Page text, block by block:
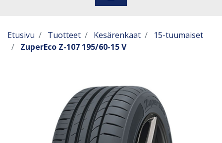
Etusivu Tuotteet Kesärenkaat
15-tuumaiset
ZuperEco Z-107 195/60-15 V